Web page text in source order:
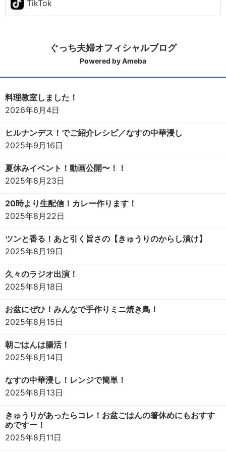
TikTok
ぐっち夫婦オフィシャルブログ
Powered by Ameba
料理教室しました！
2026年6月4日
ヒルナンデス！でご紹介レシピ／なすの中華浸し
2025年9月16日
夏休みイベント！動画公開〜！！
2025年8月23日
20時より生配信！カレー作ります！
2025年8月22日
ツンと香る！あと引く旨さの【きゅうりのからし漬け】
2025年8月19日
久々のラジオ出演！
2025年8月18日
お盆にぜひ！みんなで手作りミニ焼き鳥！
2025年8月15日
朝ごはんは腸活！
2025年8月14日
なすの中華浸し！レンジで簡単！
2025年8月13日
きゅうりがあったらコレ！お盆ごはんの箸休めにもおすす
めですー！
2025年8月11日